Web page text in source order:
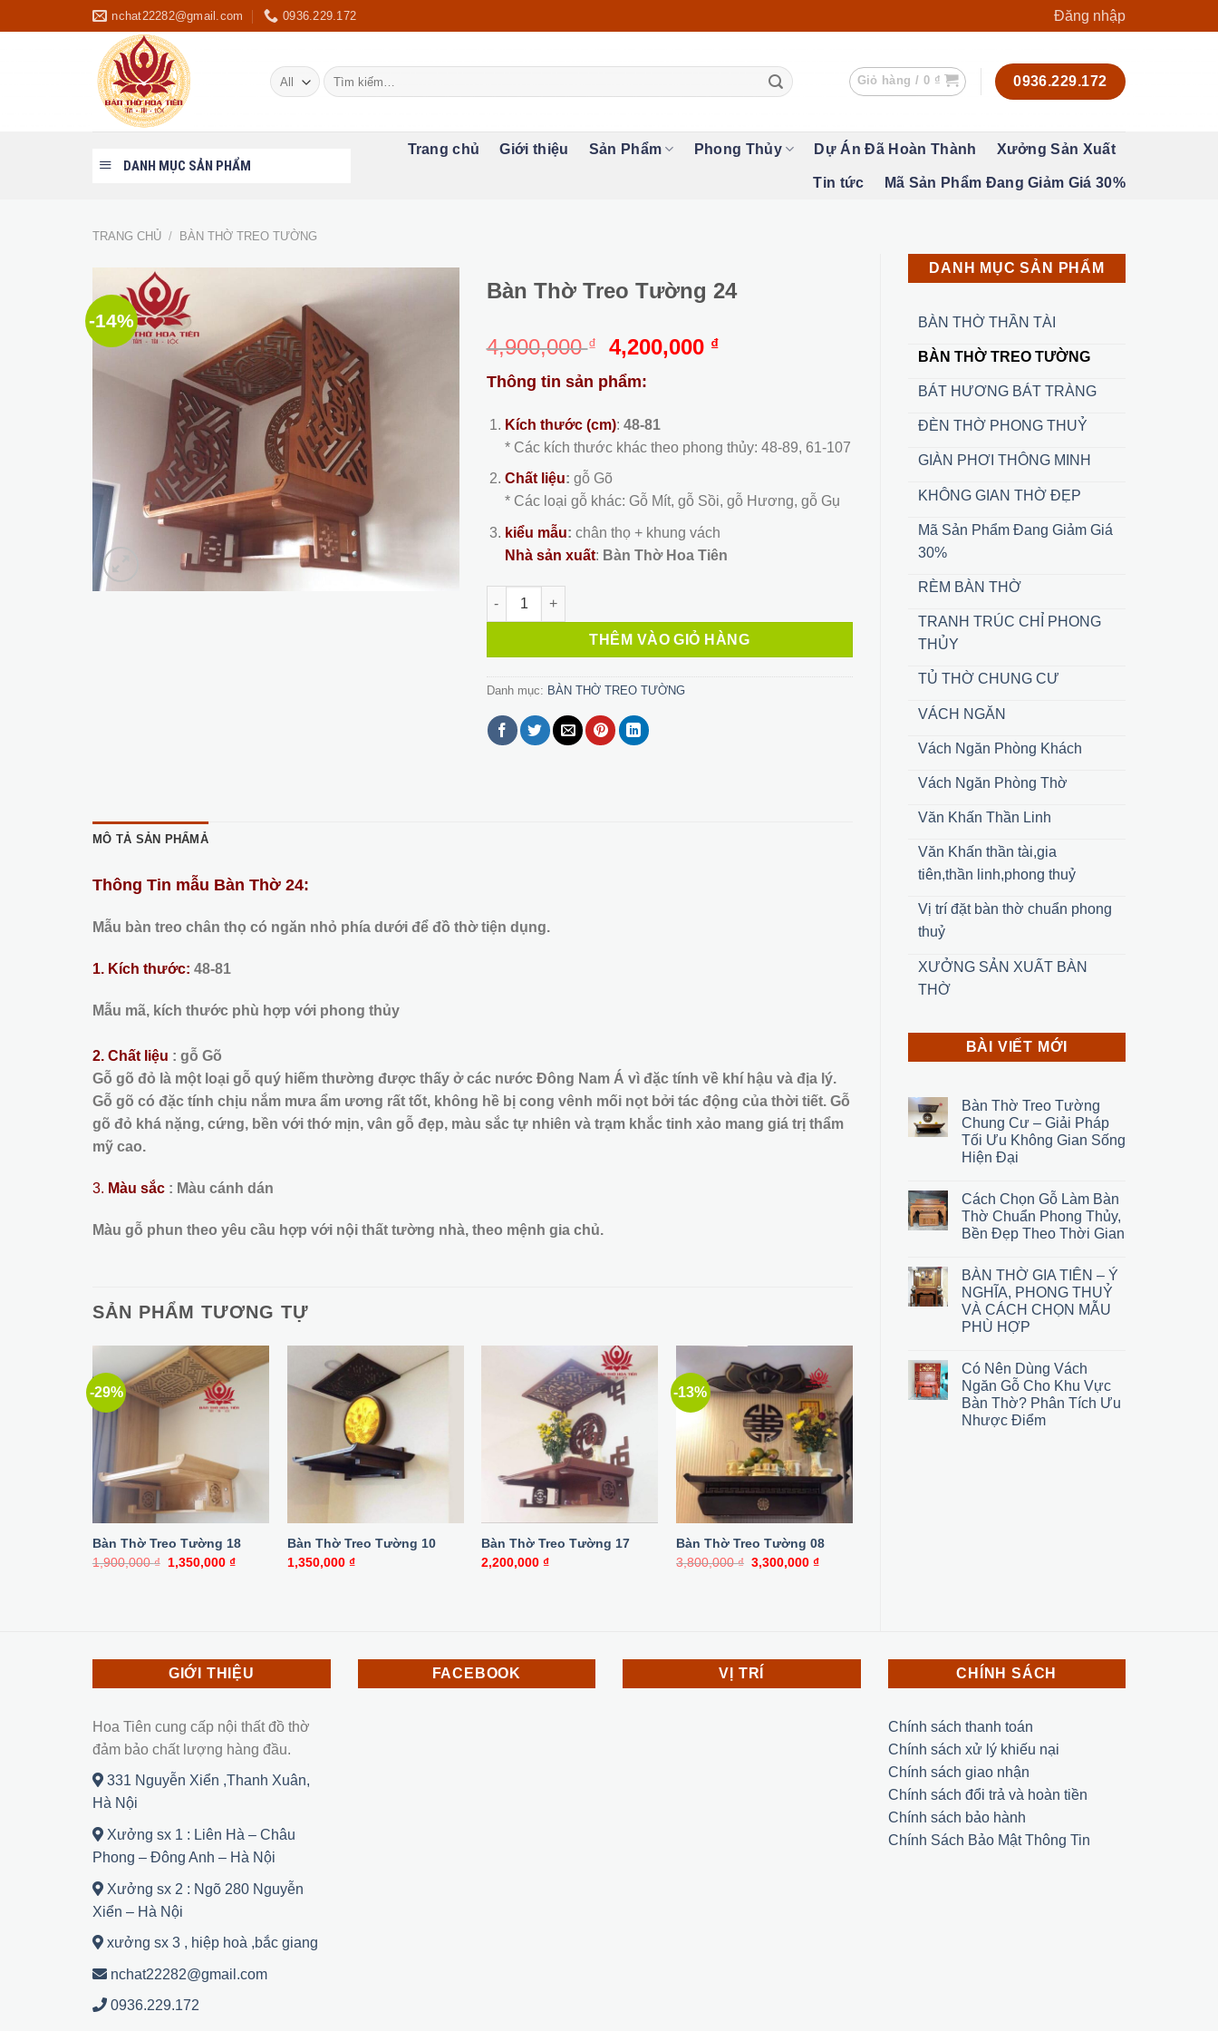
to
nchat22282@gmail.com 0936.229.172 Đăng nhập
Tìm
kiếm:
Giỏ hàng / 0 ₫ 0936.229.172
DANH MỤC SẢN PHẨM
Trang chủ Giới thiệu Sản Phẩm Phong Thủy Dự Án Đã Hoàn Thành Xưởng Sản Xuất
Tin tức Mã Sản Phẩm Đang Giảm Giá 30%
TRANG CHỦ / BÀN THỜ TREO TƯỜNG
DANH MỤC SẢN PHẨM
BÀN THỜ THẦN TÀI
BÀN THỜ TREO TƯỜNG
BÁT HƯƠNG BÁT TRÀNG
ĐÈN THỜ PHONG THUỶ
GIÀN PHƠI THÔNG MINH
KHÔNG GIAN THỜ ĐẸP
Mã Sản Phẩm Đang Giảm Giá
30%
RÈM BÀN THỜ
TRANH TRÚC CHỈ PHONG
THỦY
TỦ THỜ CHUNG CƯ
VÁCH NGĂN
Vách Ngăn Phòng Khách
Vách Ngăn Phòng Thờ
Văn Khấn Thần Linh
Văn Khấn thần tài,gia
tiên,thần linh,phong thuỷ
Vị trí đặt bàn thờ chuẩn phong
thuỷ
XƯỞNG SẢN XUẤT BÀN
THỜ
BÀI VIẾT MỚI
Bàn Thờ Treo Tường
Chung Cư – Giải Pháp
Tối Ưu Không Gian Sống
Hiện Đại
Cách Chọn Gỗ Làm Bàn
Thờ Chuẩn Phong Thủy,
Bền Đẹp Theo Thời Gian
BÀN THỜ GIA TIÊN – Ý
NGHĨA, PHONG THUỶ
VÀ CÁCH CHỌN MẪU
PHÙ HỢP
Có Nên Dùng Vách
Ngăn Gỗ Cho Khu Vực
Bàn Thờ? Phân Tích Ưu
Nhược Điểm
-14%
Bàn Thờ Treo Tường 24
4,900,000₫
Giá
gốc
là:
4,200,000 ₫Giá
Thông tin sản phẩm:
Kích thước (cm):48-81
* Các kích thước khác theo phong thủy: 48-89, 61-107
Chất liệu: gỗ Gõ
* Các loại gỗ khác: Gỗ Mít, gỗ Sồi, gỗ Hương, gỗ Gụ
kiểu mẫu: chân thọ + khung vách
Nhà sản xuất: Bàn Thờ Hoa Tiên
Bàn Thờ Treo Tường 24 số lượng
THÊM VÀO GIỎ HÀNG
Danh mục: BÀN THỜ TREO TƯỜNG
MÔ TẢ SẢN PHẨMẢ
Thông Tin mẫu Bàn Thờ 24:
Mẫu bàn treo chân thọ có ngăn nhỏ phía dưới để đồ thờ tiện dụng.
1. Kích thước: 48-81
Mẫu mã, kích thước phù hợp với phong thủy
2. Chất liệu : gỗ Gõ
Gỗ gõ đỏ là một loại gỗ quý hiếm thường được thấy ở các nước Đông Nam Á vì đặc tính về khí hậu và địa lý.
Gỗ gõ có đặc tính chịu nắm mưa ẩm ương rất tốt, không hề bị cong vênh mối nọt bởi tác động của thời tiết. Gỗ
gõ đỏ khá nặng, cứng, bền với thớ mịn, vân gỗ đẹp, màu sắc tự nhiên và trạm khắc tinh xảo mang giá trị thẩm
mỹ cao.
3. Màu sắc : Màu cánh dán
Màu gỗ phun theo yêu cầu hợp với nội thất tường nhà, theo mệnh gia chủ.
SẢN PHẨM TƯƠNG TỰ
-29%
Bàn Thờ Treo Tường 18
1,900,000₫ Giá
gốc
1,350,000₫Giá
Bàn Thờ Treo Tường 10
1,350,000 ₫
Bàn Thờ Treo Tường 17
2,200,000₫
-13%
Bàn Thờ Treo Tường 08
3,800,000₫ Giá
gốc
3,300,000₫Giá
-20%
GIỚI THIỆU
Hoa Tiên cung cấp nội thất đồ thờ
đảm bảo chất lượng hàng đầu.
331 Nguyễn Xiển ,Thanh Xuân,
Hà Nội
Xưởng sx 1 : Liên Hà – Châu
Phong – Đông Anh – Hà Nội
Xưởng sx 2 : Ngõ 280 Nguyễn
Xiển – Hà Nội
xưởng sx 3 , hiệp hoà ,bắc giang
nchat22282@gmail.com
0936.229.172
FACEBOOK VỊ TRÍ CHÍNH SÁCH
Chính sách thanh toán
Chính sách xử lý khiếu nại
Chính sách giao nhận
Chính sách đổi trả và hoàn tiền
Chính sách bảo hành
Chính Sách Bảo Mật Thông Tin